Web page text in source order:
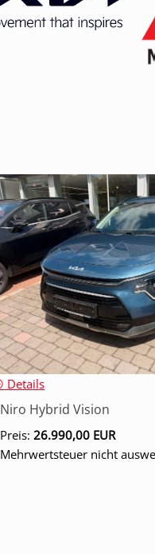
Details
Niro Hybrid Vision
Preis:26.990,00 EUR
Mehrwertsteuer nicht